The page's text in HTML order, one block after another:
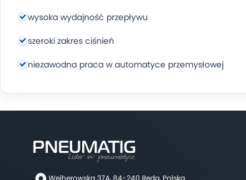
wysoka wydajność przepływu
szeroki zakres ciśnień
niezawodna praca w automatyce przemysłowej
Wejherowska 37A, 84-240 Reda, Polska